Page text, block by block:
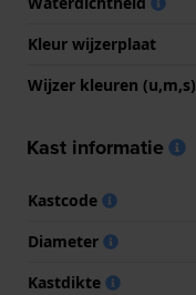
Kleur wijzerplaat
Wijzer kleuren (u,m,s)
Kast informatie
Kastcode
Diameter
Kastdikte